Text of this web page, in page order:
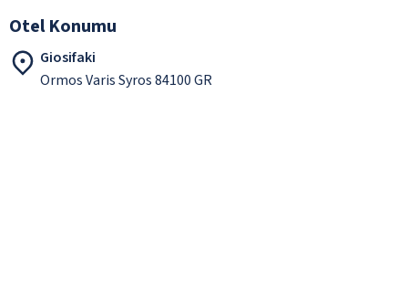
Otel Konumu
Giosifaki
Ormos Varis Syros 84100 GR